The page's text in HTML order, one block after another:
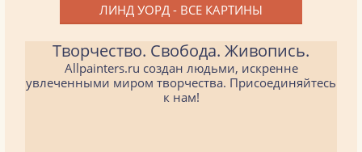
ЛИНД УОРД - ВСЕ КАРТИНЫ
Творчество. Свобода. Живопись.
Allpainters.ru создан людьми, искренне
увлеченными миром творчества. Присоединяйтесь
к нам!